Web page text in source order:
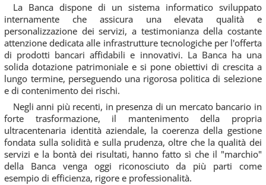
La Banca dispone di un sistema informatico sviluppato
internamente che assicura una elevata qualità e
personalizzazione dei servizi, a testimonianza della costante
attenzione dedicata alle infrastrutture tecnologiche per l'offerta
di prodotti bancari affidabili e innovativi. La Banca ha una
solida dotazione patrimoniale e si pone obiettivi di crescita a
lungo termine, perseguendo una rigorosa politica di selezione
e di contenimento dei rischi.
Negli anni più recenti, in presenza di un mercato bancario in
forte trasformazione, il mantenimento della propria
ultracentenaria identità aziendale, la coerenza della gestione
fondata sulla solidità e sulla prudenza, oltre che la qualità dei
servizi e la bontà dei risultati, hanno fatto sì che il "marchio"
della Banca venga oggi riconosciuto da più parti come
esempio di efficienza, rigore e professionalità.